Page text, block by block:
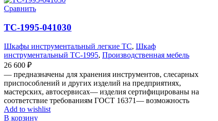
Сравнить
TC-1995-041030
Шкафы инструментальный легкие ТС, Шкаф
инструментальный TC-1995, Производственная мебель
26 600 ₽
— предназначены для хранения инструментов, слесарных
приспособлений и других изделий на предприятиях,
мастерских, автосервисах— изделия сертифицированы на
соответствие требованиям ГОСТ 16371— возможность
Add to wishlist
В корзину